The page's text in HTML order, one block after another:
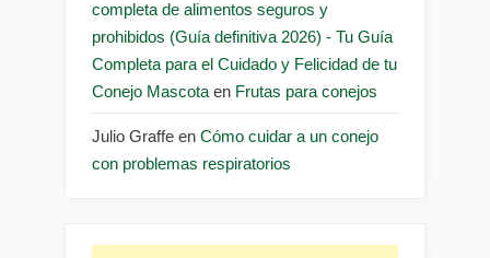
completa de alimentos seguros y
prohibidos (Guía definitiva 2026) - Tu Guía
Completa para el Cuidado y Felicidad de tu
Conejo Mascota en Frutas para conejos
Julio Graffe en Cómo cuidar a un conejo
con problemas respiratorios